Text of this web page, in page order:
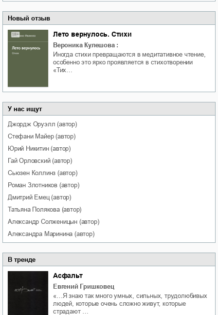
Новый отзыв
Лето вернулось. Стихи
Вероника Кулешова :
Иногда стихи превращаются в медитативное чтение,
особенно это ярко проявляется в стихотворении
«Тих…
У нас ищут
Джордж Оруэлл (автор)
Стефани Майер(автор)
Юрий Никитин(автор)
Гай Орловский(автор)
Сьюзен Коллинз (автор)
Роман Злотников (автор)
Дмитрий Емец(автор)
Татьяна Полякова(автор)
Александр Солженицын (автор)
Александра Маринина (автор)
В тренде
Асфальт
Евгений Гришковец
«…Я знаю так много умных, сильных, трудолюбивых
людей, которые очень сложно живут, которые
страдают …